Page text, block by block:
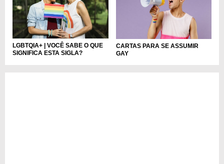
LGBTQIA+ | VOCÊ SABE O QUE
SIGNIFICA ESTA SIGLA?
CARTAS PARA SE ASSUMIR
GAY